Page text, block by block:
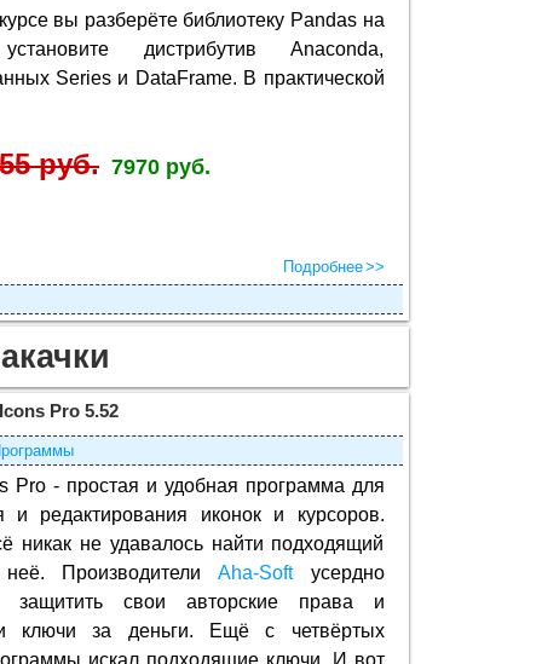
вы разберёте библиотеку Pandas на
дистрибутив Anaconda,
Series и DataFrame. В практической
руб. 7970 руб.
Подробнее
Pro 5.52
Pro - простая и удобная программа для
и редактирования иконок и курсоров.
никак не удавалось найти подходящий
ПроизводителиAha-Softусердно
защитить свои авторские права и
ключи за деньги. Ещё с четвёртых
искал подходящие ключи. И вот